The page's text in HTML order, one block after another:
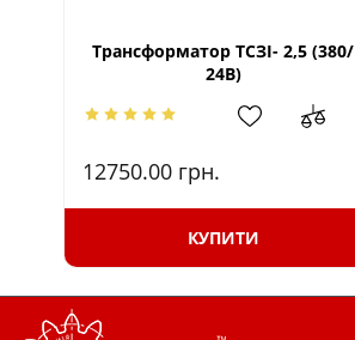
Трансформатор ТСЗІ- 2,5 (380/
24В)
12750.00 грн.
КУПИТИ